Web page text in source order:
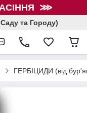
⋙
та Городу)
ГЕРБІЦИДИ (від